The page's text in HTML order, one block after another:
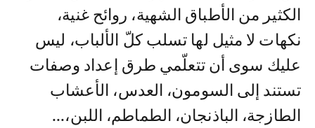
الكثير من الأطباق الشهية، روائح غنية،
نكهات لا مثيل لها تسلب كلّ الألباب، ليس
عليك سوى أن تتعلّمي طرق إعداد وصفات
تستند إلى السومون، العدس، الأعشاب
الطازجة، الباذنجان، الطماطم، اللبن،...